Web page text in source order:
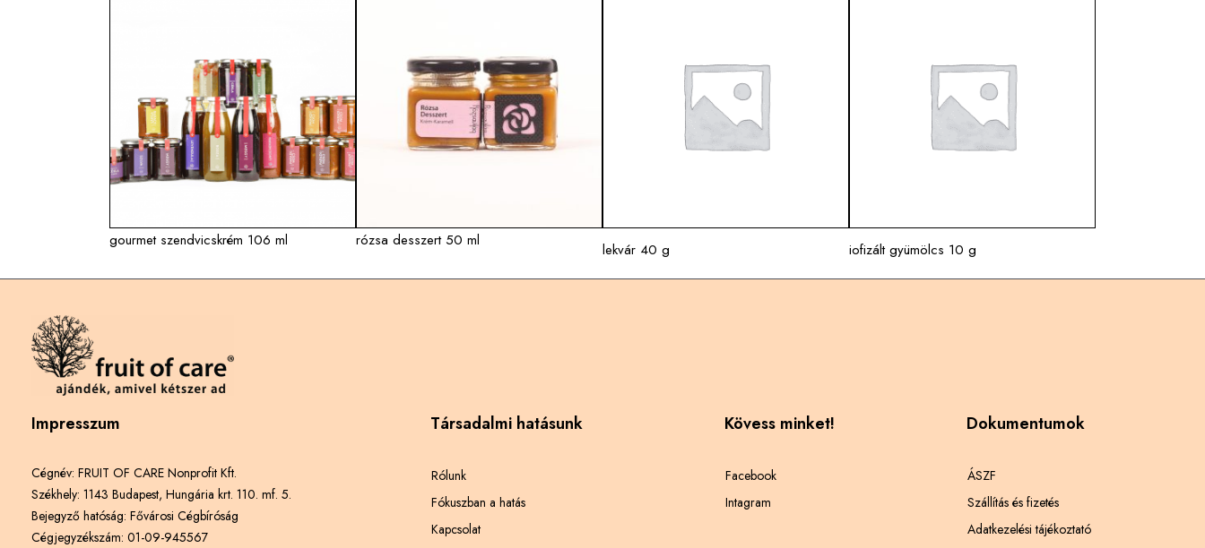
gourmet szendvicskrém 106 ml rózsa desszert 50 ml lekvár 40 g iofizált gyümölcs 10 g
Impresszum
Cégnév: FRUIT OF CARE Nonprofit Kft.
Székhely: 1143 Budapest, Hungária krt. 110. mf. 5.
Bejegyző hatóság: Fővárosi Cégbíróság
Cégjegyzékszám: 01-09-945567
Társadalmi hatásunk
Rólunk
Fókuszban a hatás
Kapcsolat
Kövess minket!
Facebook
Intagram
Dokumentumok
ÁSZF
Szállítás és fizetés
Adatkezelési tájékoztató